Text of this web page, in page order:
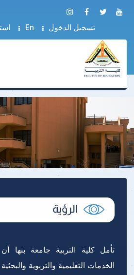
تسجيل الدخول En
تأمل كلية التربية جامعة بنها
الخدمات التعليمية والتربوية